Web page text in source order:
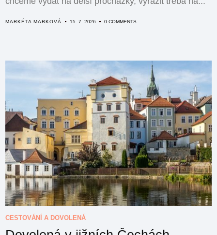
MARKÉTA MARKOVÁ 15. 7. 2026 0 COMMENTS
CESTOVÁNÍ A DOVOLENÁ